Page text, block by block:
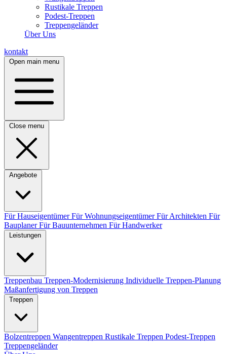
Rustikale Treppen
Podest-Treppen
Treppengeländer
Über Uns
kontakt
Open main menu
Close menu
Angebote
Für HauseigentümerFür WohnungseigentümerFür Architekten Für
BauplanerFür Bauunternehmen Für Handwerker
Leistungen
Treppenbau Treppen-Modernisierung Individuelle Treppen-Planung
Maßanfertigung von Treppen
Treppen
Bolzentreppen Wangentreppen Rustikale Treppen Podest-Treppen
Treppengeländer